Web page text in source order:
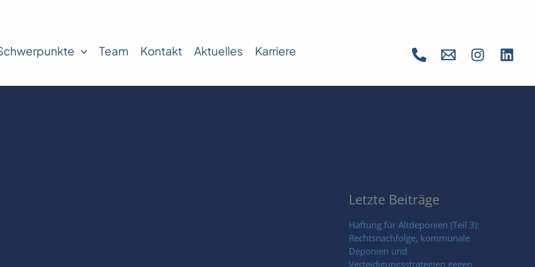
Team Kontakt Aktuelles Karriere
Letzte Beiträge
Haftung für Altdeponien (Teil 3):
Rechtsnachfolge, kommunale
Deponien und
Verteidigungsstrategien gegen